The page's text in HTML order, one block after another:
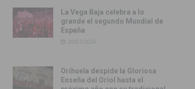
La Vega Baja celebra a lo
grande el segundo Mundial de
España
20/07/2026
Orihuela despide la Gloriosa
Enseña del Oriol hasta el